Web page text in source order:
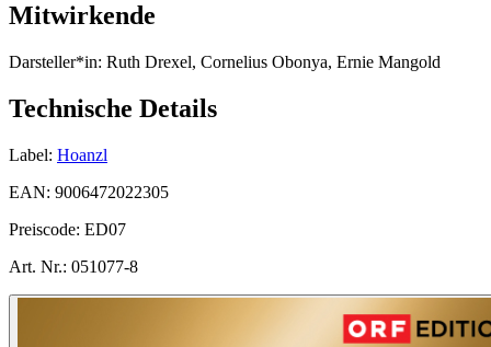
Mitwirkende
Darsteller*in: Ruth Drexel, Cornelius Obonya, Ernie Mangold
Technische Details
Label: Hoanzl
EAN: 9006472022305
Preiscode: ED07
Art. Nr.: 051077-8